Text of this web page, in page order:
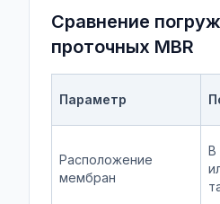
Сравнение
проточных MBR
Параметр
Расположение
мембран
В